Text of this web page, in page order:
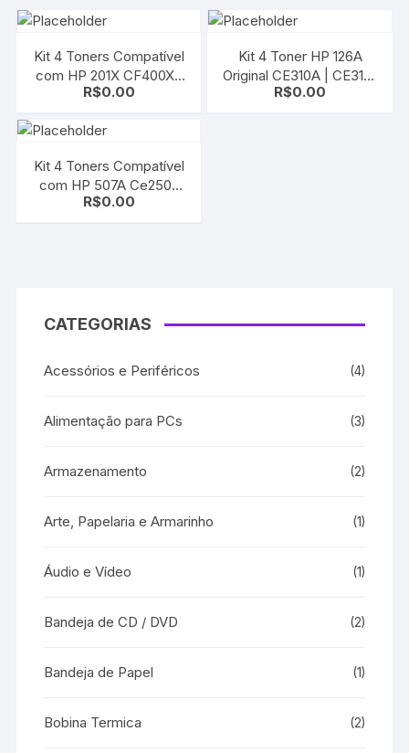
Kit 4 Toners Compatível
com HP 201X CF400X |
CF401X | CF402X |
R$0.00
Kit 4 Toner HP 126A
Original CE310A | CE311A
| CE312A | CE313A |
R$0.00
Kit 4 Toners Compatível
com HP 507A Ce250a
CE400A | CE401A |
R$0.00
CATEGORIAS
Acessórios e Periféricos (4)
Alimentação para PCs (3)
Armazenamento (2)
Arte, Papelaria e Armarinho (1)
Áudio e Vídeo (1)
Bandeja de CD / DVD (2)
Bandeja de Papel (1)
Bobina Termica (2)